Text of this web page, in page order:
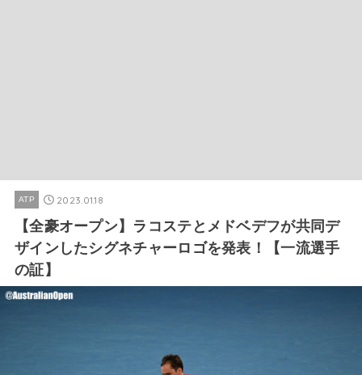
ATP 2023.01.18
【全豪オープン】ラコステとメドベデフが共同デ
ザインしたシグネチャーロゴを発表！【一流選手
の証】